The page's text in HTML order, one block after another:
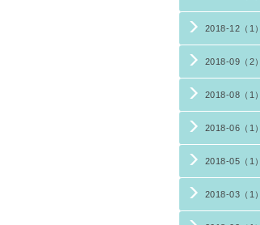
2018-12（1）
2018-09（2）
2018-08（1）
2018-06（1）
2018-05（1）
2018-03（1）